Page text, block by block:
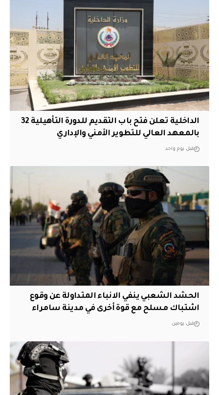
الداخلية تعلن فتح باب التقديم للدورة التأهيلية 32
بالمعهد العالي للتطوير الأمني والإداري
قبل يوم واحد
الحشد الشعبي ينفي الانباء المتداولة عن وقوع
اشتباك مسلح مع قوة أخرى في مدينة سامراء
قبل يومين